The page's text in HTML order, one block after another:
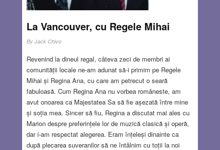
La Vancouver, cu Regele Mihai
By Jack Chivo
Revenind la dineul regal, câteva zeci de membri ai
comunității locale ne-am adunat să-i primim pe Regele
Mihai și Regina Ana, cu care am petrecut o seară
fabuloasă. Cum Regina Ana nu vorbea româneste, am
avut onoarea ca Majestatea Sa să fie așezată între mine
și soția mea. Sincer să fiu, Regina a discutat mai ales cu
Marion despre preferințele lor de muzică clasică și operă,
dar i-am respectat alegerea. Eram înțeleși dinainte ca
după plecarea suveranilor să ne întâlnim cu toții la noi